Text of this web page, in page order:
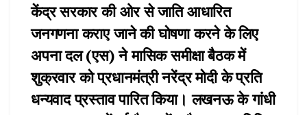
केंद्र सरकार की ओर से जाति आधारित
जनगणना कराए जाने की घोषणा करने के लिए
अपना दल (एस) ने मासिक समीक्षा बैठक में
शुक्रवार को प्रधानमंत्री नरेंद्र मोदी के प्रति
धन्यवाद प्रस्ताव पारित किया। लखनऊ के गांधी